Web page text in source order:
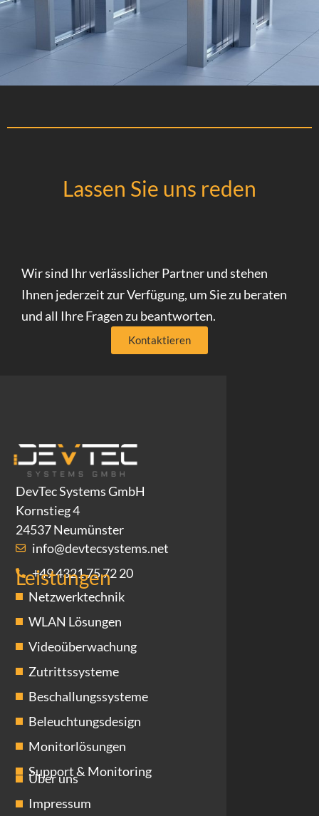
Lassen Sie uns reden
Wir sind Ihr verlässlicher Partner und stehen
Ihnen jederzeit zur Verfügung, um Sie zu beraten
und all Ihre Fragen zu beantworten.
Kontaktieren
DevTec Systems GmbH
Kornstieg 4
24537 Neumünster
info@devtecsystems.net
+49 4321 75 72 20
Leistungen
Netzwerktechnik
WLAN Lösungen
Videoüberwachung
Zutrittssysteme
Beschallungssysteme
Beleuchtungsdesign
Monitorlösungen
Support & Monitoring
Über uns
Impressum